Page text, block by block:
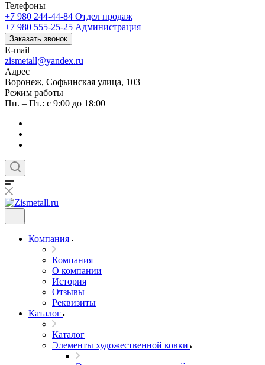
Телефоны
+7 980 244-44-84 Отдел продаж
+7 980 555-25-25 Администрация
Заказать звонок
E-mail
zismetall@yandex.ru
Адрес
Воронеж, Софьинская улица, 103
Режим работы
Пн. – Пт.: с 9:00 до 18:00
Компания
Компания
О компании
История
Отзывы
Реквизиты
Каталог
Каталог
Элементы художественной ковки